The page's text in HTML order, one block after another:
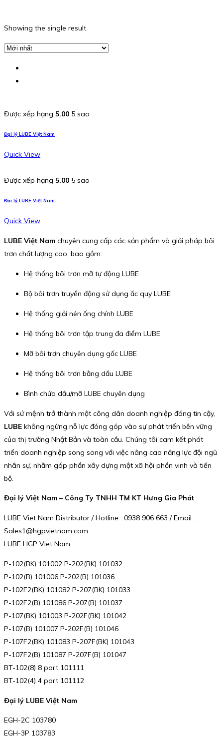
Showing the single result
Được xếp hạng 5.00 5 sao
Đại lý LUBE Việt Nam
Quick View
Được xếp hạng 5.00 5 sao
Đại lý LUBE Việt Nam
Quick View
LUBE Việt Nam chuyên cung cấp các sản phẩm và giải pháp bôi
trơn chất lượng cao, bao gồm:
Hệ thống bôi trơn mỡ tự động LUBE
Bộ bôi trơn truyền động sử dụng ắc quy LUBE
Hệ thống giải nén ống chính LUBE
Hệ thống bôi trơn tập trung đa điểm LUBE
Mỡ bôi trơn chuyên dụng gốc LUBE
Hệ thống bôi trơn bằng dầu LUBE
Bình chứa dầu/mỡ LUBE chuyên dụng
Với sứ mệnh trở thành một công dân doanh nghiệp đáng tin cậy,
LUBE không ngừng nỗ lực đóng góp vào sự phát triển bền vững
của thị trường Nhật Bản và toàn cầu. Chúng tôi cam kết phát
triển doanh nghiệp song song với việc nâng cao năng lực đội ngũ
nhân sự, nhằm góp phần xây dựng một xã hội phồn vinh và tiến
bộ.
Đại lý Việt Nam – Công Ty TNHH TM KT Hưng Gia Phát
LUBE Viet Nam Distributor / Hotline : 0938 906 663 / Email :
Sales1@hgpvietnam.com
LUBE HGP Viet Nam
P-102(BK) 101002 P-202(BK) 101032
P-102(B) 101006 P-202(B) 101036
P-102F2(BK) 101082 P-207(BK) 101033
P-102F2(B) 101086 P-207(B) 101037
P-107(BK) 101003 P-202F(BK) 101042
P-107(B) 101007 P-202F(B) 101046
P-107F2(BK) 101083 P-207F(BK) 101043
P-107F2(B) 101087 P-207F(B) 101047
BT-102(8) 8 port 101111
BT-102(4) 4 port 101112
Đại lý LUBE Việt Nam
EGH-2C 103780
EGH-3P 103783